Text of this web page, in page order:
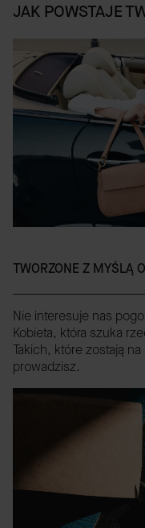
JAK POWSTAJE
TWORZONE Z MYŚLĄ
Nie interesuje nas
Kobieta, która szuka
Takich, które zostają
prowadzisz.